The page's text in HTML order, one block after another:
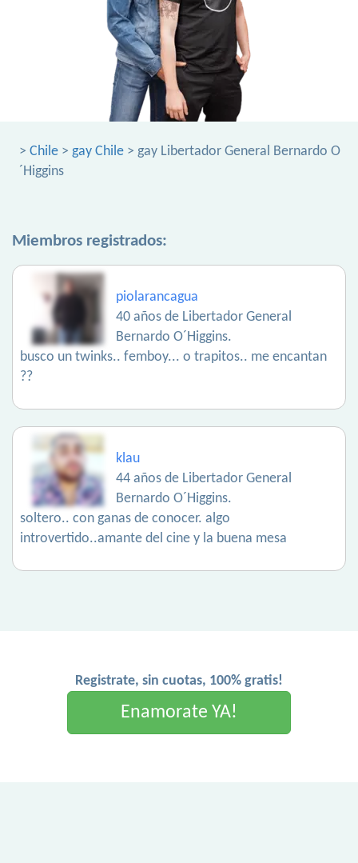
> Chile > gay Chile > gay Libertador General Bernardo O
´Higgins
Miembros registrados:
piolarancagua
40 años de Libertador General
Bernardo O´Higgins.
busco un twinks.. femboy... o trapitos.. me encantan
??
klau
44 años de Libertador General
Bernardo O´Higgins.
soltero.. con ganas de conocer. algo
introvertido..amante del cine y la buena mesa
Registrate, sin cuotas, 100% gratis!
Enamorate YA!